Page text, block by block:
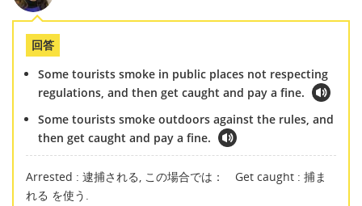
回答
Some tourists smoke in public places not respecting
regulations, and then get caught and pay a fine.
Some tourists smoke outdoors against the rules, and
then get caught and pay a fine.
Arrested : 逮捕される, この場合では： Get caught : 捕ま
れる を使う.